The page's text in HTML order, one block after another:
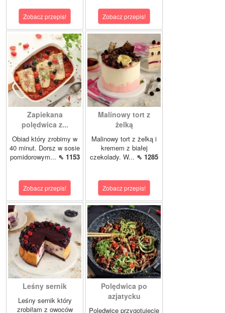
Zobacz przepis! Zobacz przepis!
Zapiekana
polędwica z...
Obiad który zrobimy w
40 minut. Dorsz w sosie
pomidorowym... ⇖ 1153
Zobacz przepis!
Malinowy tort z
żelką
Malinowy tort z żelką i
kremem z białej
czekolady. W... ⇖ 1285
Zobacz przepis!
Leśny sernik
Leśny sernik który
zrobiłam z owoców
Polędwica po
azjatycku
Polędwicę przygotujecie